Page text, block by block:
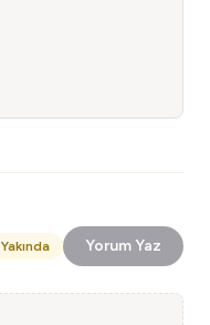
Yakında Yorum Yaz